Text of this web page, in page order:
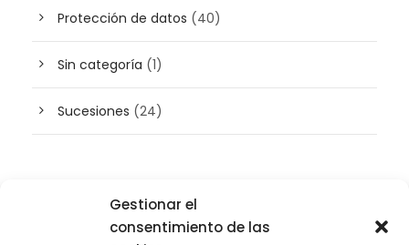
Gestionar el
consentimiento de las
Protección de datos (40)
Sin categoría (1)
Sucesiones (24)
Buscador de artículos